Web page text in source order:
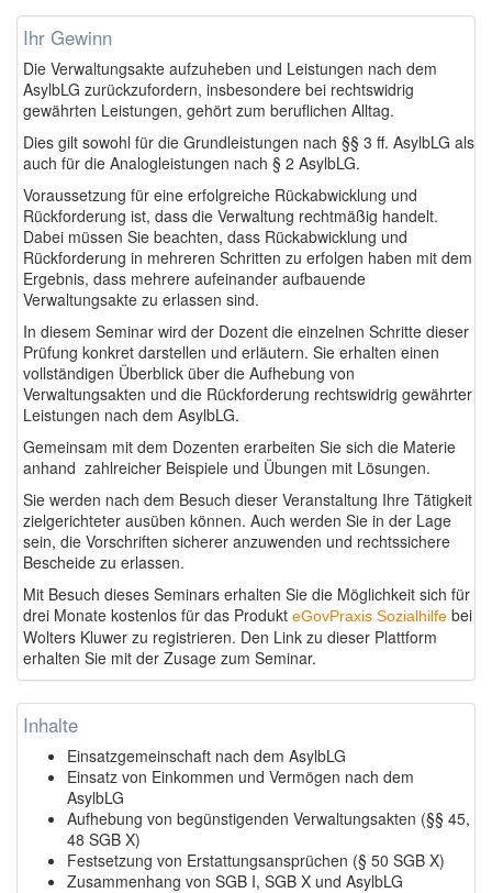
Ihr Gewinn
Die Verwaltungsakte aufzuheben und Leistungen nach dem
AsylbLG zurückzufordern, insbesondere bei rechtswidrig
gewährten Leistungen, gehört zum beruflichen Alltag.
Dies gilt sowohl für die Grundleistungen nach §§ 3 ff. AsylbLG als
auch für die Analogleistungen nach § 2 AsylbLG.
Voraussetzung für eine erfolgreiche Rückabwicklung und
Rückforderung ist, dass die Verwaltung rechtmäßig handelt.
Dabei müssen Sie beachten, dass Rückabwicklung und
Rückforderung in mehreren Schritten zu erfolgen haben mit dem
Ergebnis, dass mehrere aufeinander aufbauende
Verwaltungsakte zu erlassen sind.
In diesem Seminar wird der Dozent die einzelnen Schritte dieser
Prüfung konkret darstellen und erläutern. Sie erhalten einen
vollständigen Überblick über die Aufhebung von
Verwaltungsakten und die Rückforderung rechtswidrig gewährter
Leistungen nach dem AsylbLG.
Gemeinsam mit dem Dozenten erarbeiten Sie sich die Materie
anhand zahlreicher Beispiele und Übungen mit Lösungen.
Sie werden nach dem Besuch dieser Veranstaltung Ihre Tätigkeit
zielgerichteter ausüben können. Auch werden Sie in der Lage
sein, die Vorschriften sicherer anzuwenden und rechtssichere
Bescheide zu erlassen.
Mit Besuch dieses Seminars erhalten Sie die Möglichkeit sich für
drei Monate kostenlos für das Produkt eGovPraxis Sozialhilfe bei
Wolters Kluwer zu registrieren. Den Link zu dieser Plattform
erhalten Sie mit der Zusage zum Seminar.
Inhalte
Einsatzgemeinschaft nach dem AsylbLG
Einsatz von Einkommen und Vermögen nach dem
AsylbLG
Aufhebung von begünstigenden Verwaltungsakten (§§ 45,
48 SGB X)
Festsetzung von Erstattungsansprüchen (§ 50 SGB X)
Zusammenhang von SGB I, SGB X und AsylbLG